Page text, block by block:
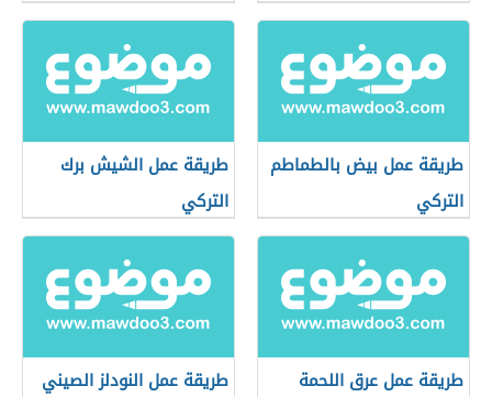
طريقة عمل بيض بالطماطم
التركي
طريقة عمل الشيش برك
التركي
طريقة عمل عرق اللحمة طريقة عمل النودلز الصيني